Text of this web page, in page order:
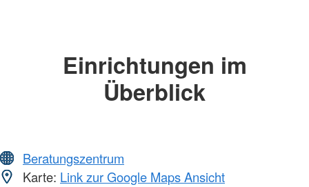
Einrichtungen im
Überblick
Beratungszentrum
Karte: Link zur Google Maps Ansicht